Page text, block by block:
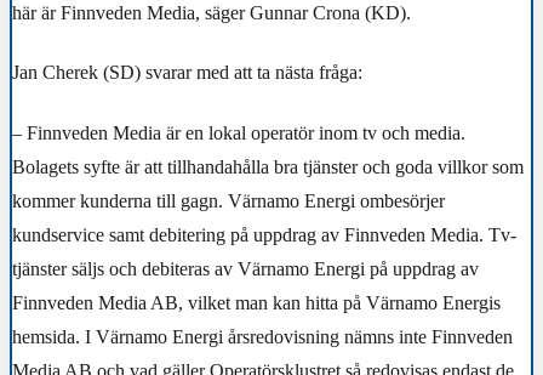
här är Finnveden Media, säger Gunnar Crona (KD).
Jan Cherek (SD) svarar med att ta nästa fråga:
– Finnveden Media är en lokal operatör inom tv och media.
Bolagets syfte är att tillhandahålla bra tjänster och goda villkor som
kommer kunderna till gagn. Värnamo Energi ombesörjer
kundservice samt debitering på uppdrag av Finnveden Media. Tv-
tjänster säljs och debiteras av Värnamo Energi på uppdrag av
Finnveden Media AB, vilket man kan hitta på Värnamo Energis
hemsida. I Värnamo Energi årsredovisning nämns inte Finnveden
Media AB och vad gäller Operatörsklustret så redovisas endast de